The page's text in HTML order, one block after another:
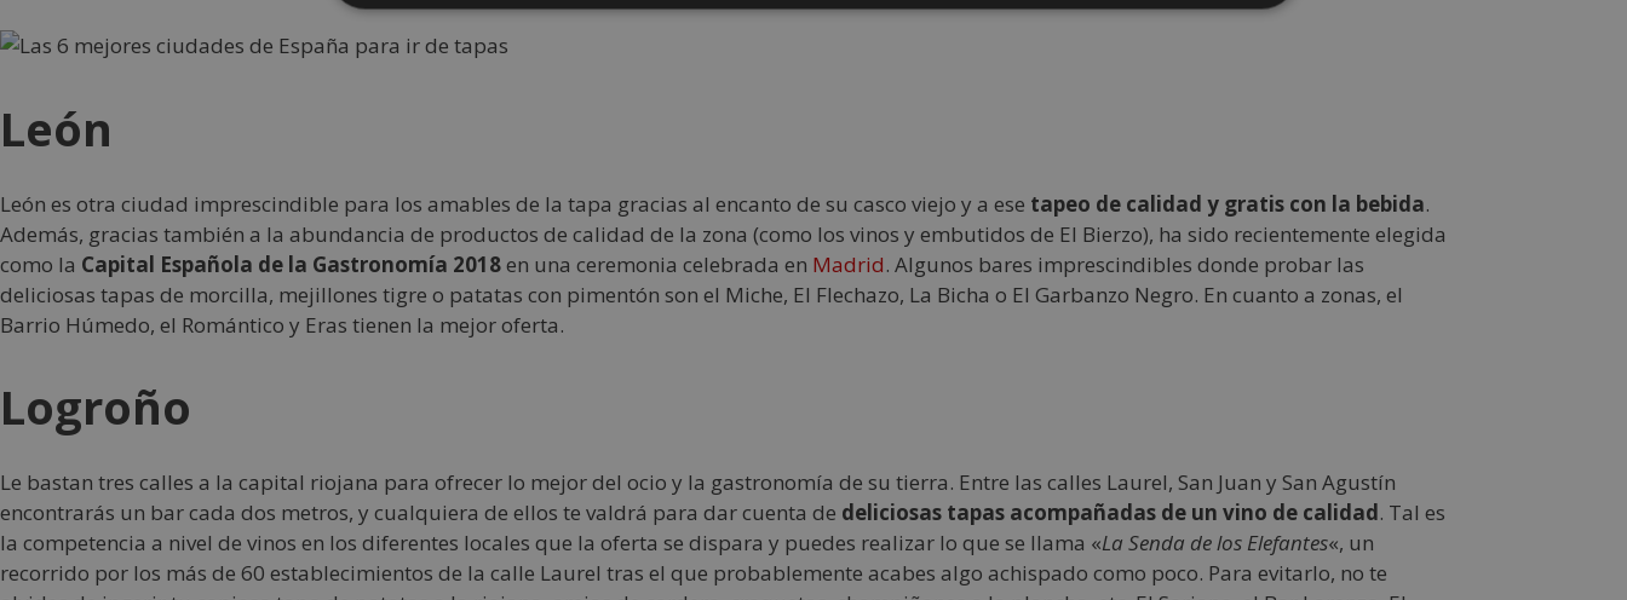
León
León es otra ciudad imprescindible para los amables de la tapa gracias al encanto de su casco viejo y a ese tapeo de calidad y gratis con la bebida.
Además, gracias también a la abundancia de productos de calidad de la zona (como los vinos y embutidos de El Bierzo), ha sido recientemente elegida
como la Capital Española de la Gastronomía 2018en una ceremonia celebrada en Madrid. Algunos bares imprescindibles donde probar las
deliciosas tapas de morcilla, mejillones tigre o patatas con pimentón son el Miche, El Flechazo, La Bicha o El Garbanzo Negro. En cuanto a zonas, el
Barrio Húmedo, el Romántico y Eras tienen la mejor oferta.
Logroño
Le bastan tres calles a la capital riojana para ofrecer lo mejor del ocio y la gastronomía de su tierra. Entre las calles Laurel, San Juan y San Agustín
encontrarás un bar cada dos metros, y cualquiera de ellos te valdrá para dar cuenta de deliciosas tapas acompañadas de un vino de calidad. Tal es
la competencia a nivel de vinos en los diferentes locales que la oferta se dispara y puedes realizar lo que se llama «La Senda de los Elefantes«, un
recorrido por los más de 60 establecimientos de la calle Laurel tras el que probablemente acabes algo achispado como poco. Para evitarlo, no te